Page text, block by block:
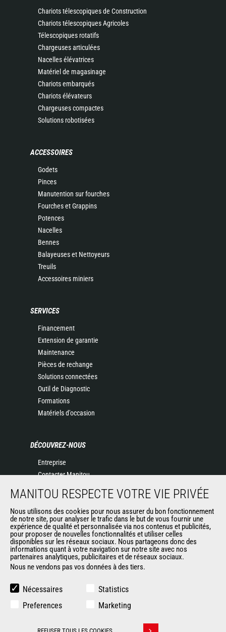
Chariots télescopiques de Construction
Chariots télescopiques Agricoles
Télescopiques rotatifs
Chargeuses articulées
Nacelles élévatrices
Matériel de magasinage
Chariots embarqués
Chariots élévateurs
Chargeuses compactes
Solutions robotisées
ACCESSOIRES
Godets
Pinces
Manutention sur fourches
Fourches et Grappins
Potences
Nacelles
Bennes
Balayeuses et Nettoyeurs
Treuils
Accessoires miniers
SERVICES
Financement
Extension de garantie
Maintenance
Pièces de rechange
Solutions connectées
Outil de Diagnostic
Formations
Matériels d'occasion
DÉCOUVREZ-NOUS
Entreprise
Contacter Manitou
Politique de protection des données
Evénements
Actualités
Historique
AUTRES SITES DU GROUPE
Manitou Group
Used Manitou Machines
MANITOU RESPECTE VOTRE VIE PRIVÉE
Nous utilisons des cookies pour nous assurer du bon fonctionnement
de notre site, pour analyser le trafic dans le but de vous fournir une
expérience de qualité et personnalisée via nos contenus et publicités,
pour proposer de nouvelles fonctionnalités et utiliser celles
disponibles sur les réseaux sociaux. Nous partageons donc des
informations quant à votre navigation sur notre site avec nos
partenaires analytiques, publicitaires et de réseaux sociaux.
Nous ne vendons pas vos données à des tiers.
Nécessaires
Statistics
Preferences
Marketing